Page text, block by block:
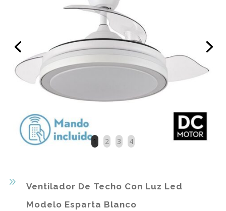
1 2 3 4
9
Ventilador De Techo Con Luz Led
Modelo Esparta Blanco